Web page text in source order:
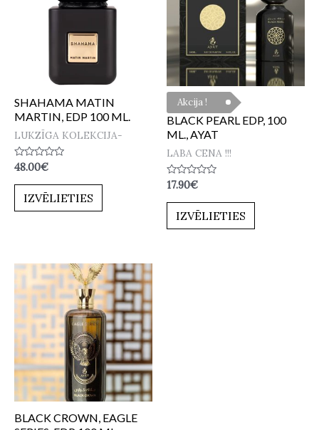
SHAHAMA MATIN
MARTIN, EDP 100 ML.
LUKZĪGA KOLEKCIJA-
Novērtēts
0
48.00€
IZVĒLIETIES
Akcija !
BLACK PEARL EDP, 100
ML., AYAT
LABA CENA !!!
Novērtēts
0
17.90€
IZVĒLIETIES
BLACK CROWN, EAGLE